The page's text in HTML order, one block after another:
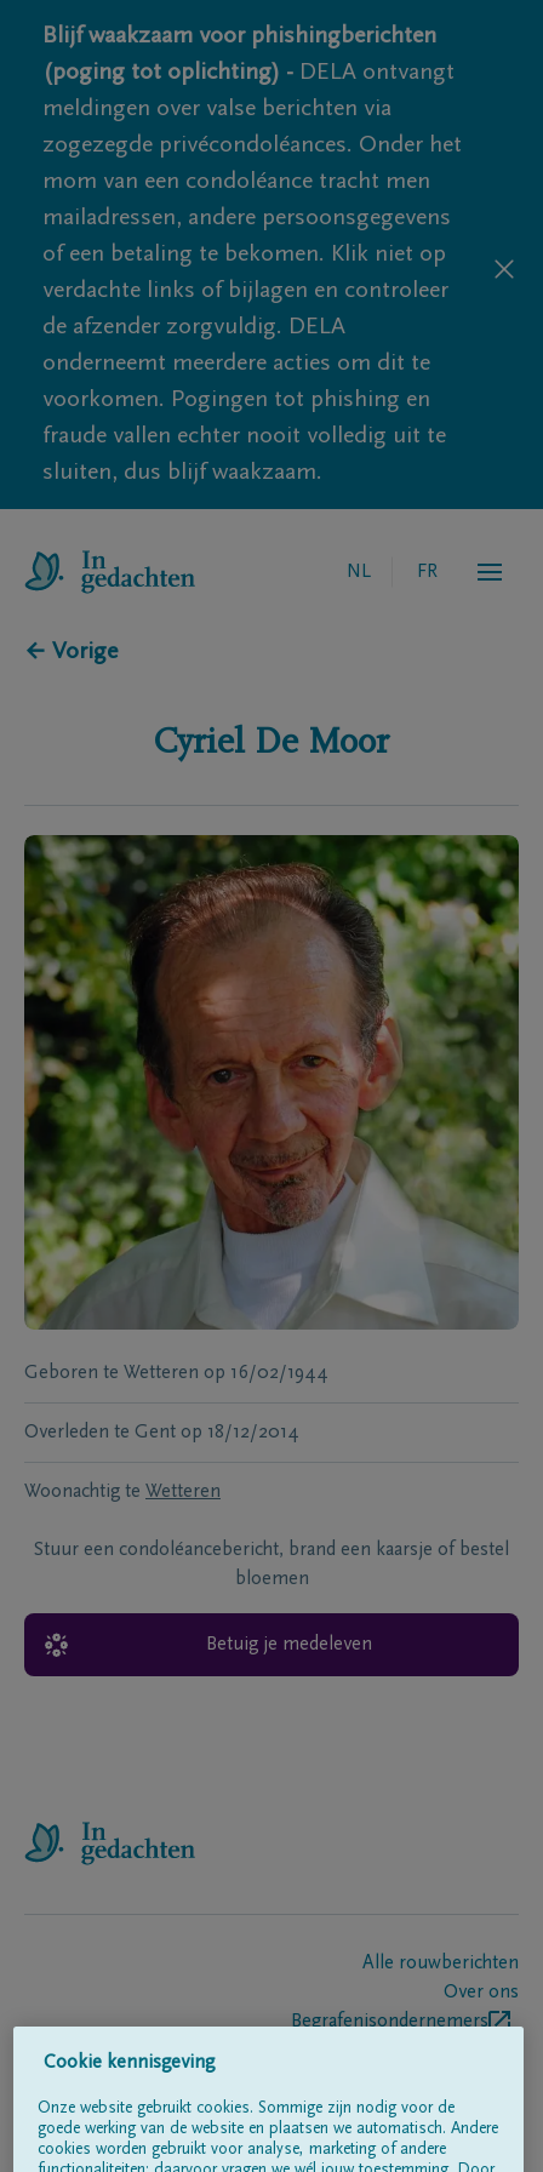
Blijf waakzaam voor phishingberichten
(poging tot oplichting) - DELA ontvangt
meldingen over valse berichten via
zogezegde privécondoléances. Onder het
mom van een condoléance tracht men
mailadressen, andere persoonsgegevens
of een betaling te bekomen. Klik niet op
verdachte links of bijlagen en controleer
de afzender zorgvuldig. DELA
onderneemt meerdere acties om dit te
voorkomen. Pogingen tot phishing en
fraude vallen echter nooit volledig uit te
sluiten, dus blijf waakzaam.
NL FR
← Vorige
Cyriel De Moor
Geboren te Wetteren op 16/02/1944
Overleden te Gent op 18/12/2014
Woonachtig te Wetteren
Stuur een condoléancebericht, brand een kaarsje of bestel
bloemen
Betuig je medeleven
Alle rouwberichten
Over ons
Begrafenisondernemers
Volg ons op
Cookie kennisgeving
Onze website gebruikt cookies. Sommige zijn nodig voor de
goede werking van de website en plaatsen we automatisch. Andere
cookies worden gebruikt voor analyse, marketing of andere